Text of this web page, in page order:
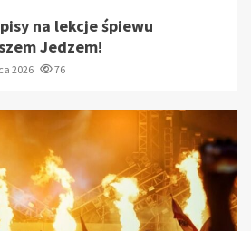
na lekcje śpiewu
Jedzem!
2026 76